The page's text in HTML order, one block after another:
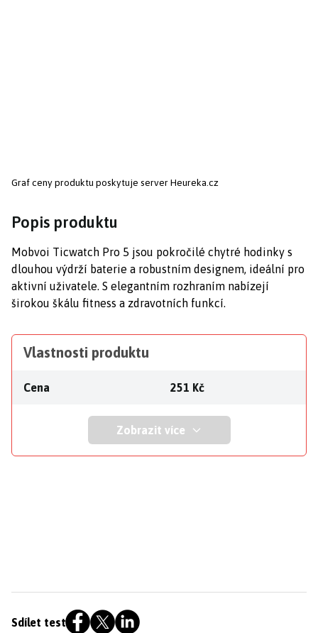
Graf ceny produktu poskytuje server Heureka.cz
Popis produktu
Mobvoi Ticwatch Pro 5 jsou pokročilé chytré hodinky s
dlouhou výdrží baterie a robustním designem, ideální pro
aktivní uživatele. S elegantním rozhraním nabízejí
širokou škálu fitness a zdravotních funkcí.
Vlastnosti produktu
Cena 251 Kč
Zobrazit více
Sdílet test